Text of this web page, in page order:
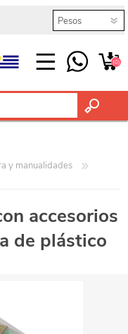
(0)
y manualidades
accesorios
de plástico